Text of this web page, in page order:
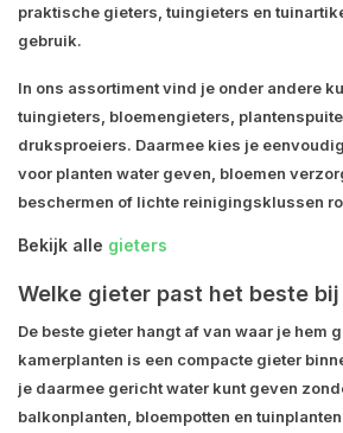
praktische gieters, tuingieters en
gebruik.
In ons assortiment vind je onder andere
tuingieters, bloemengieters,
druksproeiers. Daarmee kies je
voor planten water geven, bloemen
beschermen of lichte reinigingsklussen
Bekijk alle gieters
Welke gieter past het beste
De beste gieter hangt af van waar je hem
kamerplanten is een compacte gieter
je daarmee gericht water kunt geven
balkonplanten, bloempotten en